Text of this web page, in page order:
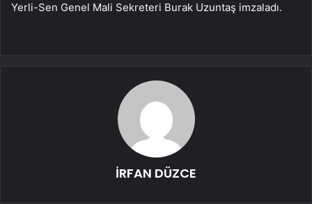
Yerli-Sen Genel Mali Sekreteri Burak Uzuntaş imzaladı.
İRFAN DÜZCE